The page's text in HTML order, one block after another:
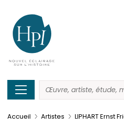
contenu
principal
Menu
secondaire
(header)
Accueil Artistes LIPHART Ernst